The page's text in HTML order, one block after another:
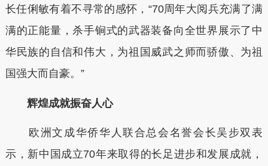
长任俐敏有着不寻常的感怀，“70周年大阅兵充满了满
满的正能量，杀手锏式的武器装备向全世界展示了中
华民族的自信和伟大，为祖国威武之师而骄傲、为祖
国强大而自豪。”
辉煌成就振奋人心
欧洲文成华侨华人联合总会名誉会长吴步双表
示，新中国成立70年来取得的长足进步和发展成就，